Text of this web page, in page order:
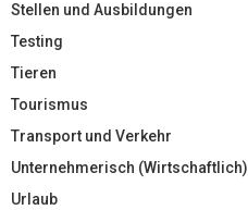
Stellen und Ausbildungen
Testing
Tieren
Tourismus
Transport und Verkehr
Unternehmerisch (Wirtschaftlich)
Urlaub